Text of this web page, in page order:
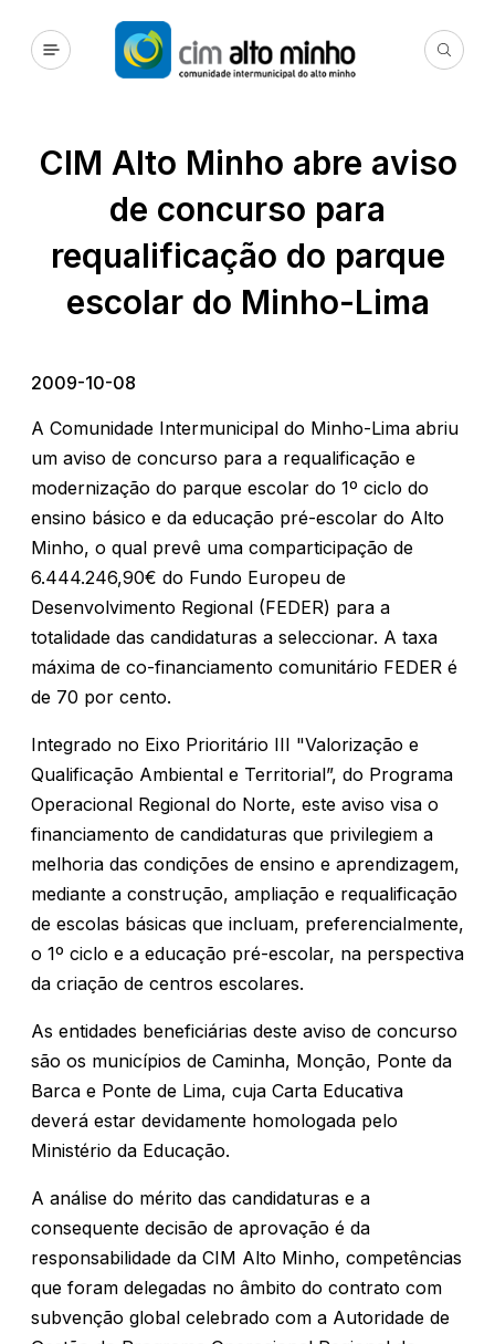
CIM Alto Minho abre aviso
de concurso para
requalificação do parque
escolar do Minho-Lima
2009-10-08
A Comunidade Intermunicipal do Minho-Lima abriu
um aviso de concurso para a requalificação e
modernização do parque escolar do 1º ciclo do
ensino básico e da educação pré-escolar do Alto
Minho, o qual prevê uma comparticipação de
6.444.246,90€ do Fundo Europeu de
Desenvolvimento Regional (FEDER) para a
totalidade das candidaturas a seleccionar. A taxa
máxima de co-financiamento comunitário FEDER é
de 70 por cento.
Integrado no Eixo Prioritário III "Valorização e
Qualificação Ambiental e Territorial”, do Programa
Operacional Regional do Norte, este aviso visa o
financiamento de candidaturas que privilegiem a
melhoria das condições de ensino e aprendizagem,
mediante a construção, ampliação e requalificação
de escolas básicas que incluam, preferencialmente,
o 1º ciclo e a educação pré-escolar, na perspectiva
da criação de centros escolares.
As entidades beneficiárias deste aviso de concurso
são os municípios de Caminha, Monção, Ponte da
Barca e Ponte de Lima, cuja Carta Educativa
deverá estar devidamente homologada pelo
Ministério da Educação.
A análise do mérito das candidaturas e a
consequente decisão de aprovação é da
responsabilidade da CIM Alto Minho, competências
que foram delegadas no âmbito do contrato com
subvenção global celebrado com a Autoridade de